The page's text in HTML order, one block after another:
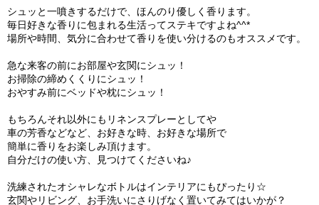
シュッと一噴きするだけで、ほんのり優しく香ります。
毎日好きな香りに包まれる生活ってステキですよね^^*
場所や時間、気分に合わせて香りを使い分けるのもオススメです。
急な来客の前にお部屋や玄関にシュッ！
お掃除の締めくくりにシュッ！
おやすみ前にベッドや枕にシュッ！
もちろんそれ以外にもリネンスプレーとしてや
車の芳香などなど、お好きな時、お好きな場所で
簡単に香りをお楽しみ頂けます。
自分だけの使い方、見つけてくださいね♪
洗練されたオシャレなボトルはインテリアにもぴったり☆
玄関やリビング、お手洗いにさりげなく置いてみてはいかが？